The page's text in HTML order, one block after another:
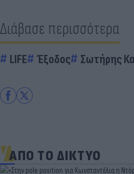
Διάβασε περισσότερα
LIFE Έξοδος Σωτήρης
ΑΠΟ ΤΟ ΔΙΚΤΥΟ